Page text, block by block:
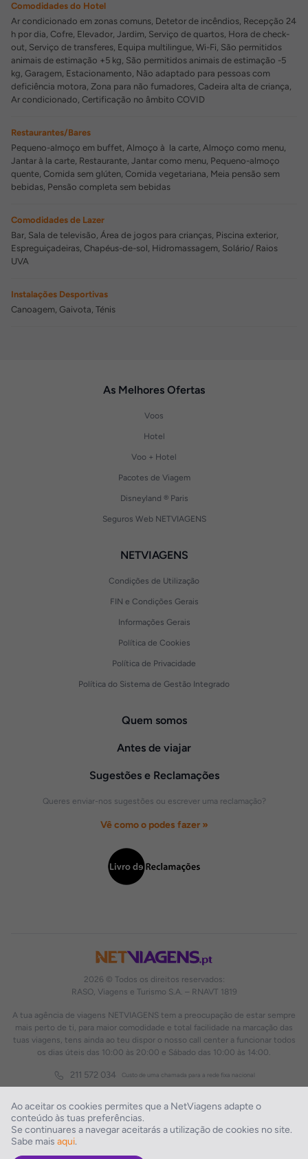
Comodidades do Hotel
Ar condicionado em zonas comuns, Detetor de incêndios, Recepção 24
h por dia, Cofre, Elevador, Jardim, Serviço de quartos, Hora de check-
out, Serviço de transferes, Equipa multilingue, Wi-Fi, São permitidos
animais de estimação +5 kg, São permitidos animais de estimação -5
kg, Garagem, Estacionamento, Não adaptado para pessoas com
deficiência motora, Zona para não fumadores, Cadeira alta de criança,
Ar condicionado, Certificação no âmbito COVID
Restaurantes/Bares
Pequeno-almoço em buffet, Almoço à la carte, Almoço como menu,
Jantar à la carte, Restaurante, Jantar como menu, Pequeno-almoço
quente, Comida sem glúten, Comida vegetariana, Meia pensão sem
bebidas, Pensão completa sem bebidas
Comodidades de Lazer
Bar, Sala de televisão, Área de jogos para crianças, Piscina exterior,
Espreguiçadeiras, Chapéus-de-sol, Hidromassagem, Solário/ Raios
UVA
Instalações Desportivas
Canoagem, Gaivota, Ténis
Ao aceitar os cookies permites que a NetViagens adapte o
conteúdo às tuas preferências.
Se continuares a navegar aceitarás a utilização de cookies no site.
Sabe mais aqui.
2026 © Todos os direitos reservados:
RASO, Viagens e Turismo S.A. – RNAVT 1819
A tua agência de viagens NETVIAGENS tem a preocupação de estar sempre
mais perto de ti, para maior comodidade e total facilidade na marcação das
tuas viagens, tens ainda ao teu dispor o nosso call center a funcionar todos
os dias úteis das 10:00 às 20:00 e Sábado das 10:00 às 14:00.
211 572 034 Custo de uma chamada para a rede fixa nacional
As Melhores Ofertas
Voos
Hotel
Voo + Hotel
Pacotes de Viagem
Disneyland ® Paris
Seguros Web NETVIAGENS
NETVIAGENS
Condições de Utilização
FIN e Condições Gerais
Informações Gerais
Política de Cookies
Política de Privacidade
Política do Sistema de Gestão Integrado
Quem somos
Antes de viajar
Sugestões e Reclamações
Queres enviar-nos sugestões ou escrever uma reclamação?
Vê como o podes fazer »